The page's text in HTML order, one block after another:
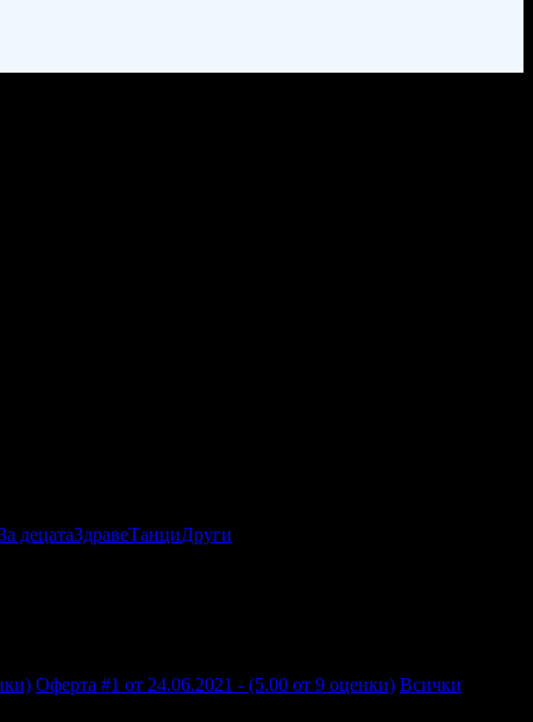
децатаЗдравеТанциДруги
Оферта #1 от 24.06.2021 - (5.00 от 9 оценки) Всички